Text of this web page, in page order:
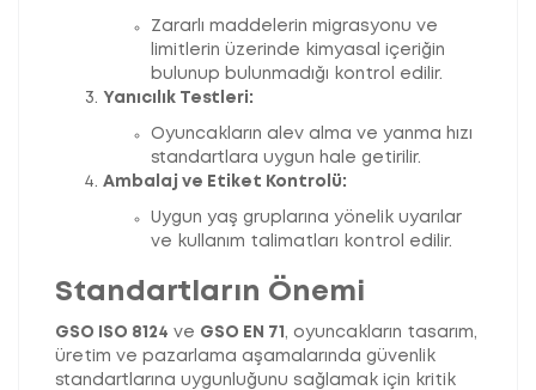
Zararlı maddelerin migrasyonu ve
limitlerin üzerinde kimyasal içeriğin
bulunup bulunmadığı kontrol edilir.
Yanıcılık Testleri:
Oyuncakların alev alma ve yanma hızı
standartlara uygun hale getirilir.
Ambalaj ve Etiket Kontrolü:
Uygun yaş gruplarına yönelik uyarılar
ve kullanım talimatları kontrol edilir.
Standartların Önemi
GSO ISO 8124 ve GSO EN 71 , oyuncakların tasarım,
üretim ve pazarlama aşamalarında güvenlik
standartlarına uygunluğunu sağlamak için kritik